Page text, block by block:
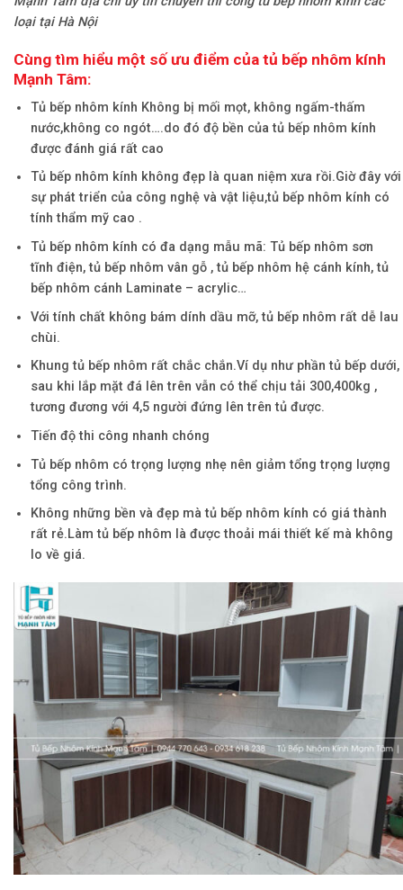
loại tại Hà Nội
Cùng tìm hiểu một số ưu điểm của tủ bếp nhôm kính
Mạnh Tâm:
Tủ bếp nhôm kính Không bị mối mọt, không ngấm-thấm
nước,không co ngót….do đó độ bền của tủ bếp nhôm kính
được đánh giá rất cao
Tủ bếp nhôm kính không đẹp là quan niệm xưa rồi.Giờ đây với
sự phát triển của công nghệ và vật liệu,tủ bếp nhôm kính có
tính thẩm mỹ cao .
Tủ bếp nhôm kính có đa dạng mẫu mã: Tủ bếp nhôm sơn
tĩnh điện, tủ bếp nhôm vân gỗ , tủ bếp nhôm hệ cánh kính, tủ
bếp nhôm cánh Laminate – acrylic…
Với tính chất không bám dính dầu mỡ, tủ bếp nhôm rất dễ lau
chùi.
Khung tủ bếp nhôm rất chắc chắn.Ví dụ như phần tủ bếp dưới,
sau khi lắp mặt đá lên trên vẫn có thể chịu tải 300,400kg ,
tương đương với 4,5 người đứng lên trên tủ được.
Tiến độ thi công nhanh chóng
Tủ bếp nhôm có trọng lượng nhẹ nên giảm tổng trọng lượng
tổng công trình.
Không những bền và đẹp mà tủ bếp nhôm kính có giá thành
rất rẻ.Làm tủ bếp nhôm là được thoải mái thiết kế mà không
lo về giá.